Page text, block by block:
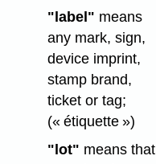
"label" means
any mark, sign,
device imprint,
stamp brand,
ticket or tag;
(« étiquette »)
"lot" means that